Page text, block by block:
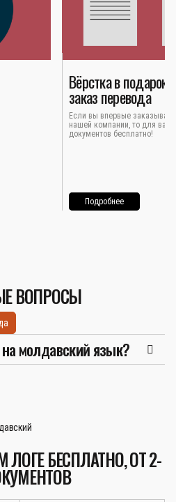
Вёрстка в подарок
заказ перевода
Если вы впервые
нашей компании, то для вас
документов бесплатно!
Подробнее
ВОПРОСЫ
молдавский язык?
БЕСПЛАТНО, ОТ 2-